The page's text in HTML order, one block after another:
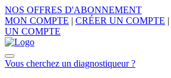
NOS OFFRES D'ABONNEMENT
MON COMPTE | CRÉER UN COMPTE |
UN COMPTE
Vous cherchez un diagnostiqueur ?